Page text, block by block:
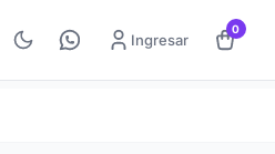
Ingresar
0